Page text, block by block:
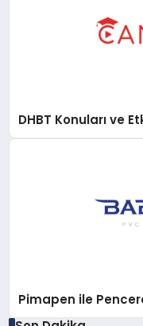
DHBT Konuları ve
Pimapen ile